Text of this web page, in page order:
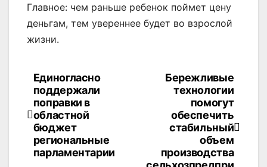
Главное: чем раньше ребенок поймет цену
деньгам, тем увереннее будет во взрослой
жизни.
Навигация
по
записям
Бережливые
технологии
помогут
обеспечить
стабильный
объем
производства
Единогласно
поддержали
поправки в
областной
бюджет
региональные
парламентарии